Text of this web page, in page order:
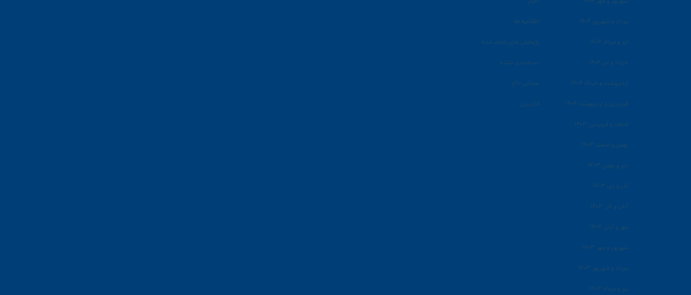
مرداد و شهریور ۱۴۰۴
تیر و مرداد ۱۴۰۴
خرداد و تیر ۱۴۰۴
اردیبهشت و خرداد ۱۴۰۴
فروردین و اردیبهشت ۱۴۰۴
اسفند و فروردین ۱۴۰۳
بهمن و اسفند ۱۴۰۳
دی و بهمن ۱۴۰۳
آذر و دی ۱۴۰۳
آبان و آذر ۱۴۰۳
مهر و آبان ۱۴۰۳
شهریور و مهر ۱۴۰۳
مرداد و شهریور ۱۴۰۳
تیر و مرداد ۱۴۰۳
اطلاعیه ها
پژوهش های انجام شده
دسته‌بندی نشده
صندلی داغ
قران،زن